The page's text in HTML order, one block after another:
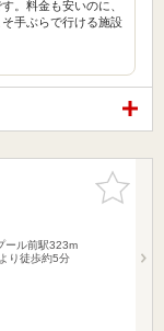
。料金も安いのに、
手ぶらで行ける施設
お気に入
りに追加
ール前駅323m
り徒歩約5分